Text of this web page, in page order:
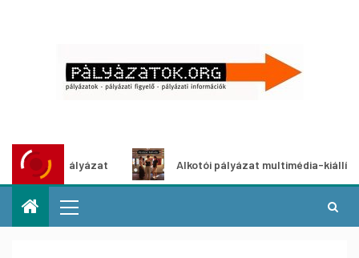
Alkotói pályázat multimédia-kiállításhoz